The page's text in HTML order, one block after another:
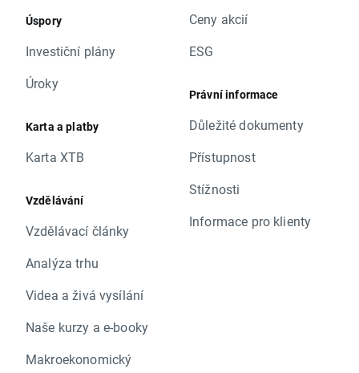
Úspory
Investiční plány
Úroky
Karta a platby
Karta XTB
Vzdělávání
Vzdělávací články
Analýza trhu
Videa a živá vysílání
Naše kurzy a e-booky
Makroekonomický
Ceny akcií
ESG
Právní informace
Důležité dokumenty
Přístupnost
Stížnosti
Informace pro klienty